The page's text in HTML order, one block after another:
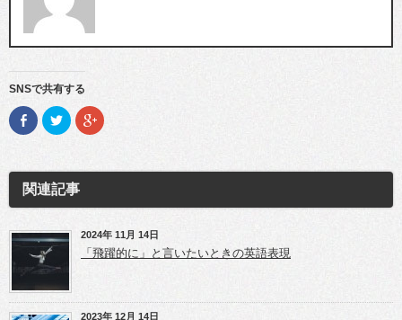
SNSで共有する
F
a
o
o
k
で
(新
し
い
ウ
ン
ド
ウ
ク
リ
て
T
w
i
e
(新
し
い
ク
リ
て
o
e
+
で
し
い
関連記事
2024年 11月 14日
「飛躍的に」と言いたいときの英語表現
2023年 12月 14日